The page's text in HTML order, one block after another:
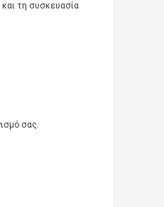
τη συσκευασία
σας.